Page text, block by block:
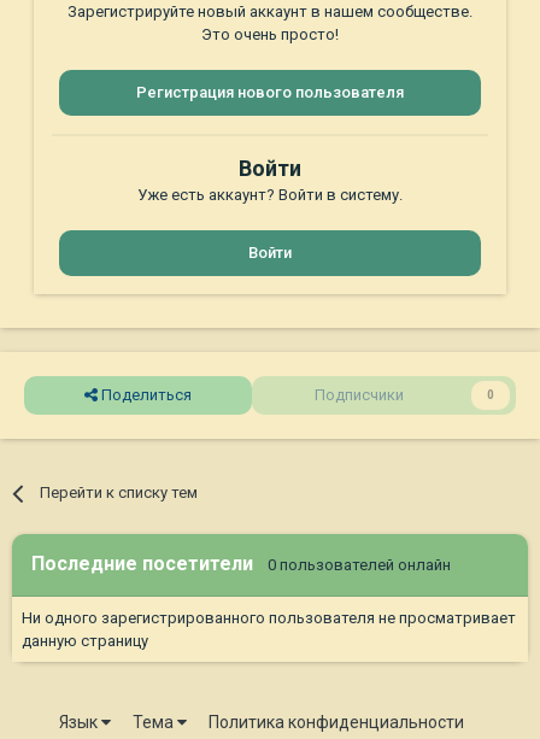
Зарегистрируйте новый аккаунт в нашем сообществе.
Это очень просто!
Регистрация нового пользователя
Войти
Уже есть аккаунт? Войти в систему.
Войти
Поделиться Подписчики 0
Перейти к списку тем
Последние посетители 0 пользователей онлайн
Ни одного зарегистрированного пользователя не просматривает
данную страницу
Язык Тема
Политика конфиденциальности